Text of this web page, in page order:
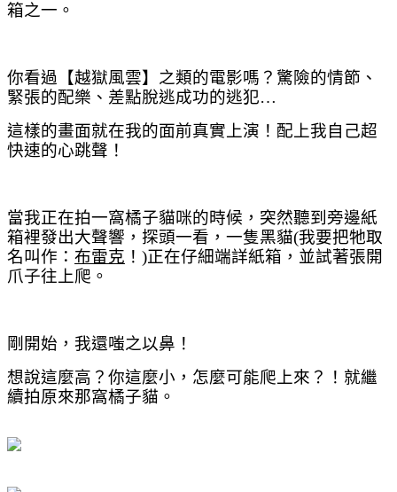
箱之一。
你看過【越獄風雲】之類的電影嗎？驚險的情節、
緊張的配樂、差點脫逃成功的逃犯…
這樣的畫面就在我的面前真實上演！配上我自己超
快速的心跳聲！
當我正在拍一窩橘子貓咪的時候，突然聽到旁邊紙
箱裡發出大聲響，探頭一看，一隻黑貓(我要把牠取
名叫作： 布雷克 ！ )正在仔細端詳紙箱，並試著張開
爪子往上爬。
剛開始，我還嗤之以鼻！
想說這麼高？你這麼小，怎麼可能爬上來？！就繼
續拍原來那窩橘子貓。